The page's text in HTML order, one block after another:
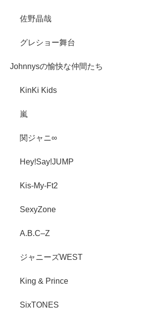
佐野晶哉
グレショー舞台
Johnnysの愉快な仲間たち
KinKi Kids
嵐
関ジャニ∞
Hey!Say!JUMP
Kis-My-Ft2
SexyZone
A.B.C–Z
ジャニーズWEST
King & Prince
SixTONES